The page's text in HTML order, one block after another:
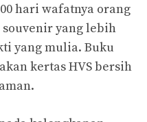
hari wafatnya orang
yang lebih
yang mulia. Buku
kertas HVS bersih